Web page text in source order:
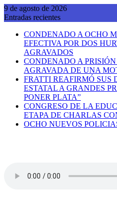
Saltar
al
9 de agosto de 2026
Entradas recientes
CONDENADO A OCHO
EFECTIVA POR DOS
AGRAVADOS
CONDENADO A
AGRAVADA DE UNA
FRATTI REAFIRMÓ SUS
ESTATAL A GRANDES
PONER PLATA”
CONGRESO DE LA
ETAPA DE CHARLAS
OCHO NUEVOS